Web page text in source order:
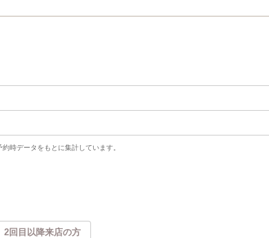
時データをもとに集計しています。
2回目以降来店の方